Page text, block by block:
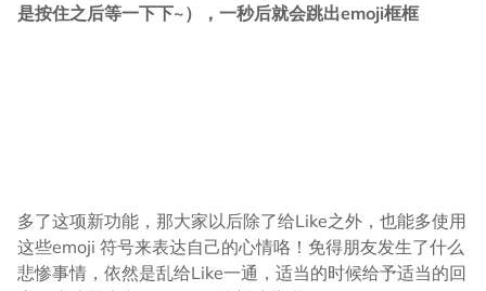
是按住之后等一下下~），一秒后就会跳出emoji框框
多了这项新功能，那大家以后除了给Like之外，也能多使用
这些emoji 符号来表达自己的心情咯！免得朋友发生了什么
悲惨事情，依然是乱给Like一通，适当的时候给予适当的回